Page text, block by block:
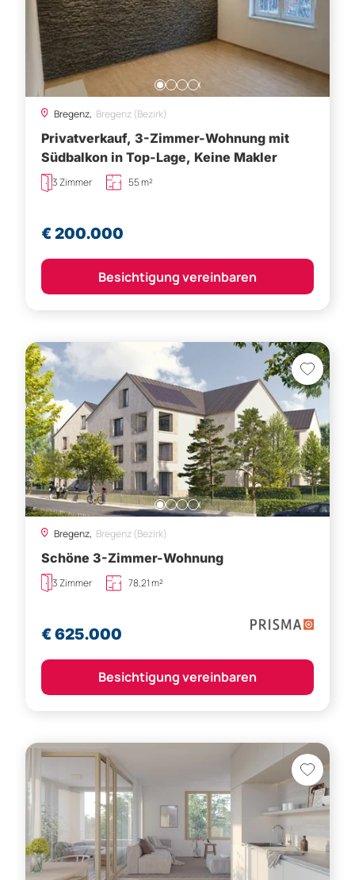
Bregenz, Bregenz (Bezirk)
Privatverkauf, 3-Zimmer-Wohnung mit
Südbalkon in Top-Lage, Keine Makler
3 Zimmer 55 m²
€ 200.000
Besichtigung vereinbaren
Bregenz, Bregenz (Bezirk)
Schöne 3-Zimmer-Wohnung
3 Zimmer 78,21 m²
€ 625.000
Besichtigung vereinbaren